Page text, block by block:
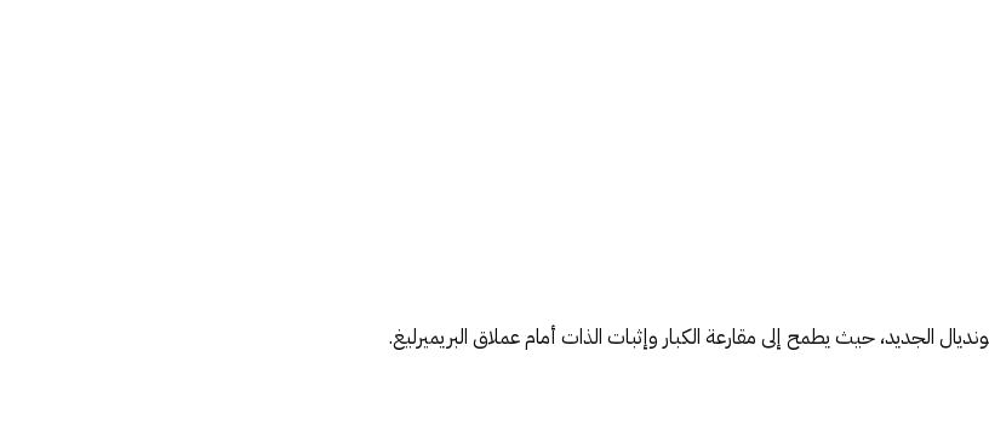
الجديد، حيث يطمح إلى مقارعة الكبار وإثبات الذات أمام عملاق البريميرليغ.